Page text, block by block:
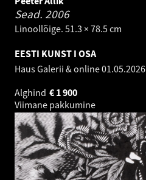
Sead. 2006
Linoollõige. 51.3 × 78.5 cm
EESTI KUNST I OSA
Haus Galerii & online01.05.2026
Alghind
1 900
€
Viimane pakkumine